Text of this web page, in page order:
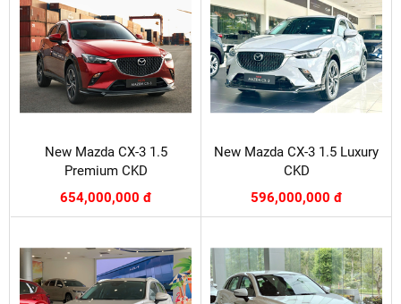
New Mazda CX-3 1.5
Premium CKD
654,000,000 đ
New Mazda CX-3 1.5 Luxury
CKD
596,000,000 đ